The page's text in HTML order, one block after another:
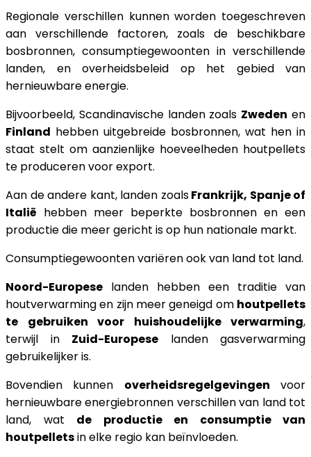
Regionale verschillen kunnen worden toegeschreven
aan verschillende factoren, zoals de beschikbare
bosbronnen, consumptiegewoonten in verschillende
landen, en overheidsbeleid op het gebied van
hernieuwbare energie.
Bijvoorbeeld, Scandinavische landen zoals Zweden en
Finland hebben uitgebreide bosbronnen, wat hen in
staat stelt om aanzienlijke hoeveelheden houtpellets
te produceren voor export.
Aan de andere kant, landen zoalsFrankrijk, Spanje of
Italië hebben meer beperkte bosbronnen en een
productie die meer gericht is op hun nationale markt.
Consumptiegewoonten variëren ook van land tot land.
Noord-Europese landen hebben een traditie van
houtverwarming en zijn meer geneigd om houtpellets
te gebruiken voor huishoudelijke verwarming,
terwijl in Zuid-Europese landen gasverwarming
gebruikelijker is.
Bovendien kunnen overheidsregelgevingen voor
hernieuwbare energiebronnen verschillen van land tot
land, wat de productie en consumptie van
houtpelletsin elke regio kan beïnvloeden.